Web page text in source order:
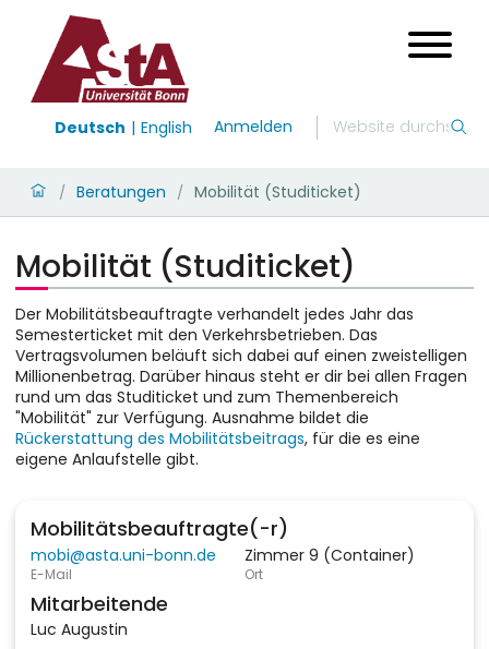
Deutsch English Anmelden
/ Beratungen / Mobilität (Studiticket)
Mobilität (Studiticket)
Der Mobilitätsbeauftragte verhandelt jedes Jahr das
Semesterticket mit den Verkehrsbetrieben. Das
Vertragsvolumen beläuft sich dabei auf einen zweistelligen
Millionenbetrag. Darüber hinaus steht er dir bei allen Fragen
rund um das Studiticket und zum Themenbereich
"Mobilität" zur Verfügung. Ausnahme bildet die
Rückerstattung des Mobilitätsbeitrags, für die es eine
eigene Anlaufstelle gibt.
Mobilitätsbeauftragte(-r)
mobi@asta.uni-bonn.de
E-Mail
Zimmer 9 (Container)
Ort
Mitarbeitende
Luc Augustin